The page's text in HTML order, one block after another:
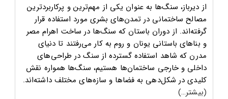
از دیرباز، سنگ‌ها به عنوان یکی از مهم‌ترین و پرکاربردترین
مصالح ساختمانی در تمدن‌های بشری مورد استفاده قرار
گرفته‌اند. از دوران باستان که سنگ‌ها در ساخت اهرام مصر
و بناهای باستانی یونان و روم به کار می‌رفتند تا دنیای
مدرن که شاهد استفاده گسترده از سنگ در طراحی‌های
داخلی و خارجی ساختمان‌ها هستیم، سنگ‌ها همواره نقش
کلیدی در شکل‌دهی به فضاها و سازه‌های مختلف داشته‌اند.
(بیشتر…)